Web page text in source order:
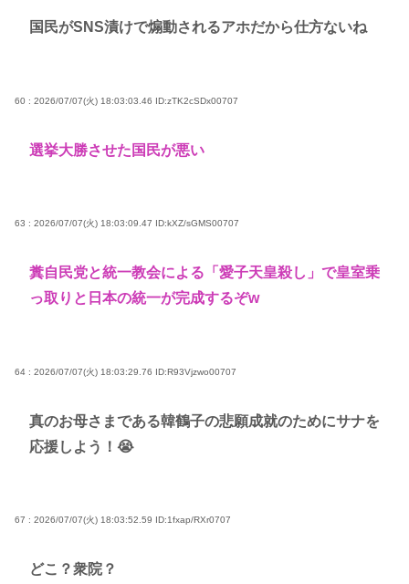
国民がSNS漬けで煽動されるアホだから仕方ないね
60 : 2026/07/07(火) 18:03:03.46 ID:zTK2cSDx00707
選挙大勝させた国民が悪い
63 : 2026/07/07(火) 18:03:09.47 ID:kXZ/sGMS00707
糞自民党と統一教会による「愛子天皇殺し」で皇室乗
っ取りと日本の統一が完成するぞw
64 : 2026/07/07(火) 18:03:29.76 ID:R93Vjzwo00707
真のお母さまである韓鶴子の悲願成就のためにサナを
応援しよう！😭
67 : 2026/07/07(火) 18:03:52.59 ID:1fxap/RXr0707
どこ？衆院？